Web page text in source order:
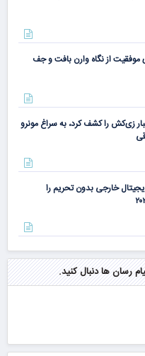
موفقیت از نگاه وارن بافت و جف
زی‌کش را کشف کرد، به سراغ مونرو
خارجی بدون تحریم را
رسان ها دنبال کنید.